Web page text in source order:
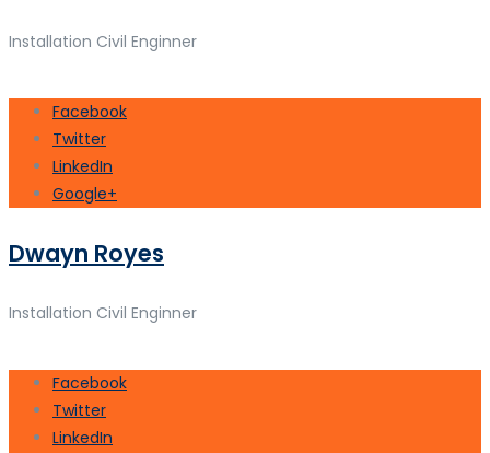
Installation Civil Enginner
Facebook
Twitter
LinkedIn
Google+
Dwayn Royes
Installation Civil Enginner
Facebook
Twitter
LinkedIn